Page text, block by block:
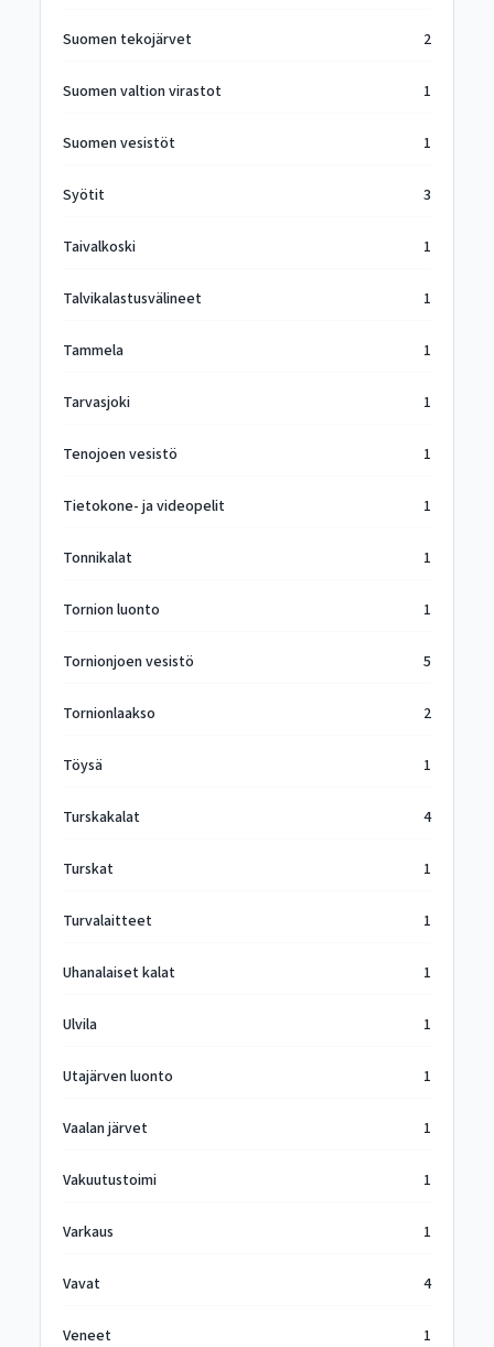
Suomen tekojärvet 2
Suomen valtion virastot 1
Suomen vesistöt 1
Syötit 3
Taivalkoski 1
Talvikalastusvälineet 1
Tammela 1
Tarvasjoki 1
Tenojoen vesistö 1
Tietokone- ja videopelit 1
Tonnikalat 1
Tornion luonto 1
Tornionjoen vesistö 5
Tornionlaakso 2
Töysä 1
Turskakalat 4
Turskat 1
Turvalaitteet 1
Uhanalaiset kalat 1
Ulvila 1
Utajärven luonto 1
Vaalan järvet 1
Vakuutustoimi 1
Varkaus 1
Vavat 4
Veneet 1